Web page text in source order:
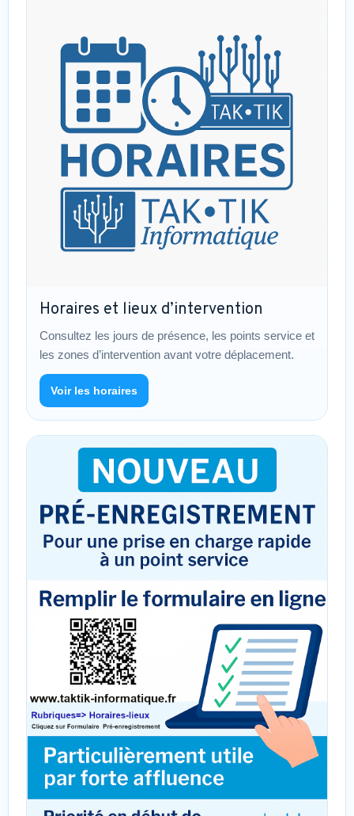
Horaires et lieux d’intervention
Consultez les jours de présence, les points service et
les zones d’intervention avant votre déplacement.
Voir les horaires